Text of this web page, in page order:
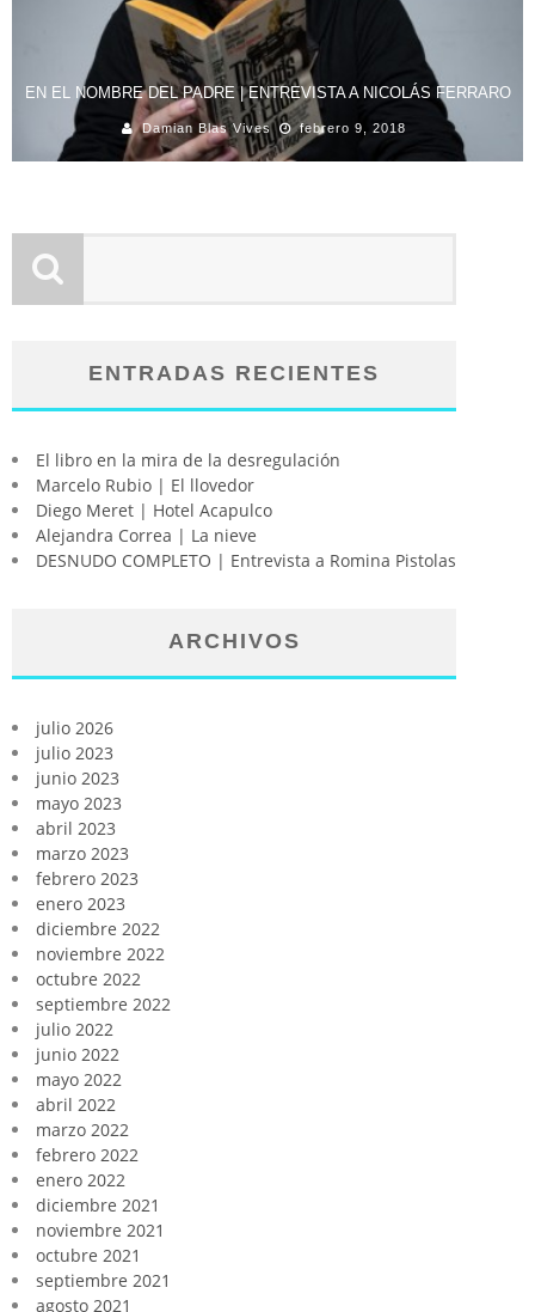
EN EL NOMBRE DEL PADRE | ENTREVISTA A NICOLÁS FERRARO
Damian Blas Vives febrero 9, 2018
ENTRADAS RECIENTES
El libro en la mira de la desregulación
Marcelo Rubio | El llovedor
Diego Meret | Hotel Acapulco
Alejandra Correa | La nieve
DESNUDO COMPLETO | Entrevista a Romina Pistolas
ARCHIVOS
julio 2026
julio 2023
junio 2023
mayo 2023
abril 2023
marzo 2023
febrero 2023
enero 2023
diciembre 2022
noviembre 2022
octubre 2022
septiembre 2022
julio 2022
junio 2022
mayo 2022
abril 2022
marzo 2022
febrero 2022
enero 2022
diciembre 2021
noviembre 2021
octubre 2021
septiembre 2021
agosto 2021